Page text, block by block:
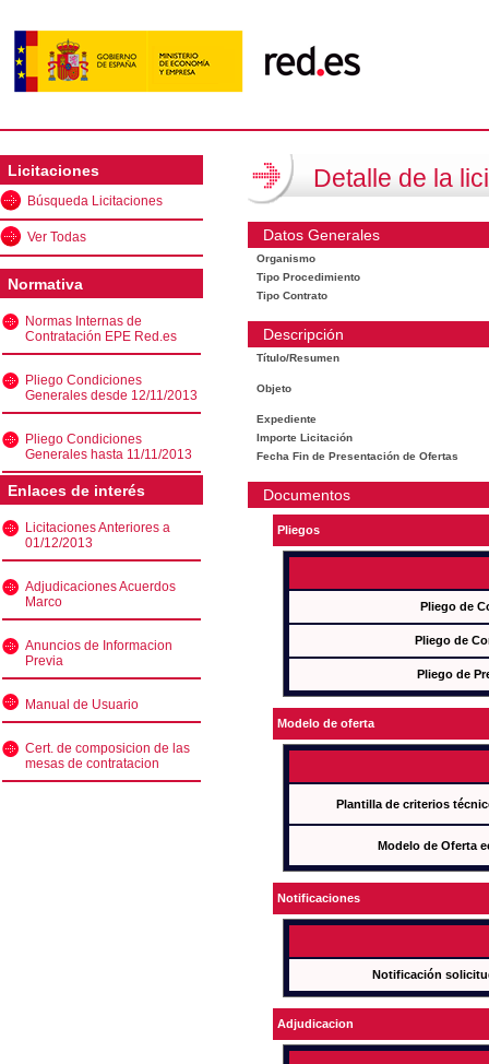
Licitaciones
Búsqueda Licitaciones
Ver Todas
Normativa
Normas Internas de
Contratación EPE Red.es
Pliego Condiciones
Generales desde 12/11/2013
Pliego Condiciones
Generales hasta 11/11/2013
Enlaces de interés
Licitaciones Anteriores a
01/12/2013
Adjudicaciones Acuerdos
Marco
Anuncios de Informacion
Previa
Manual de Usuario
Cert. de composicion de las
mesas de contratacion
Detalle de la
Datos Generales
Organismo
Tipo Procedimiento
Tipo Contrato
Descripción
Título/Resumen
Objeto
Expediente
Importe Licitación
Fecha Fin de Presentación de Ofertas
Documentos
Pliegos
Pliego de
Pliego de
Pliego de
Modelo de oferta
Plantilla de criterios
Modelo de Oferta
Notificaciones
Notificación
Adjudicacion